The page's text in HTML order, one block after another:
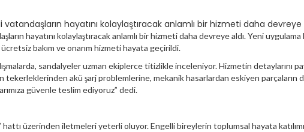
hayatını kolaylaştıracak anlamlı bir hizmeti daha devreye
hayatını kolaylaştıracak anlamlı bir hizmeti daha devreye aldı. Yeni
bakım ve onarım hizmeti hayata geçirildi.
sandalyeler uzman ekiplerce titizlikle inceleniyor. Hizmetin detaylarını
akü şarj problemlerine, mekanik hasarlardan eskiyen parçaların
güvenle teslim ediyoruz” dedi.
üzerinden iletmeleri yeterli oluyor. Engelli bireylerin toplumsal hayata